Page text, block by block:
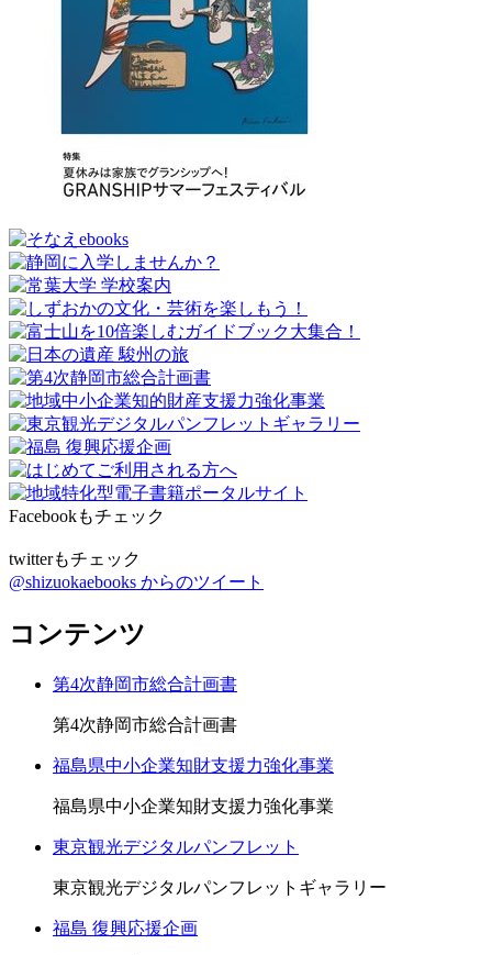
Facebookもチェック
twitterもチェック
@shizuokaebooks からのツイート
コンテンツ
第4次静岡市総合計画書
第4次静岡市総合計画書
福島県中小企業知財支援力強化事業
福島県中小企業知財支援力強化事業
東京観光デジタルパンフレット
東京観光デジタルパンフレットギャラリー
福島 復興応援企画